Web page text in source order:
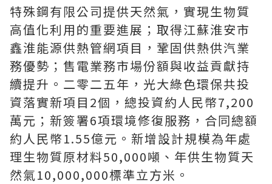
特殊鋼有限公司提供天然氣，實現生物質
高值化利用的重要進展；取得江蘇淮安市
鑫淮能源供熱管網項目，鞏固供熱供汽業
務優勢；售電業務市場份額與收益貢獻持
續提升。二零二五年，光大綠色環保共投
資落實新項目2個，總投資約人民幣7,200
萬元；新簽署6項環境修復服務，合同總額
約人民幣1.55億元。新增設計規模為年處
理生物質原材料50,000噸、年供生物質天
然氣10,000,000標準立方米。